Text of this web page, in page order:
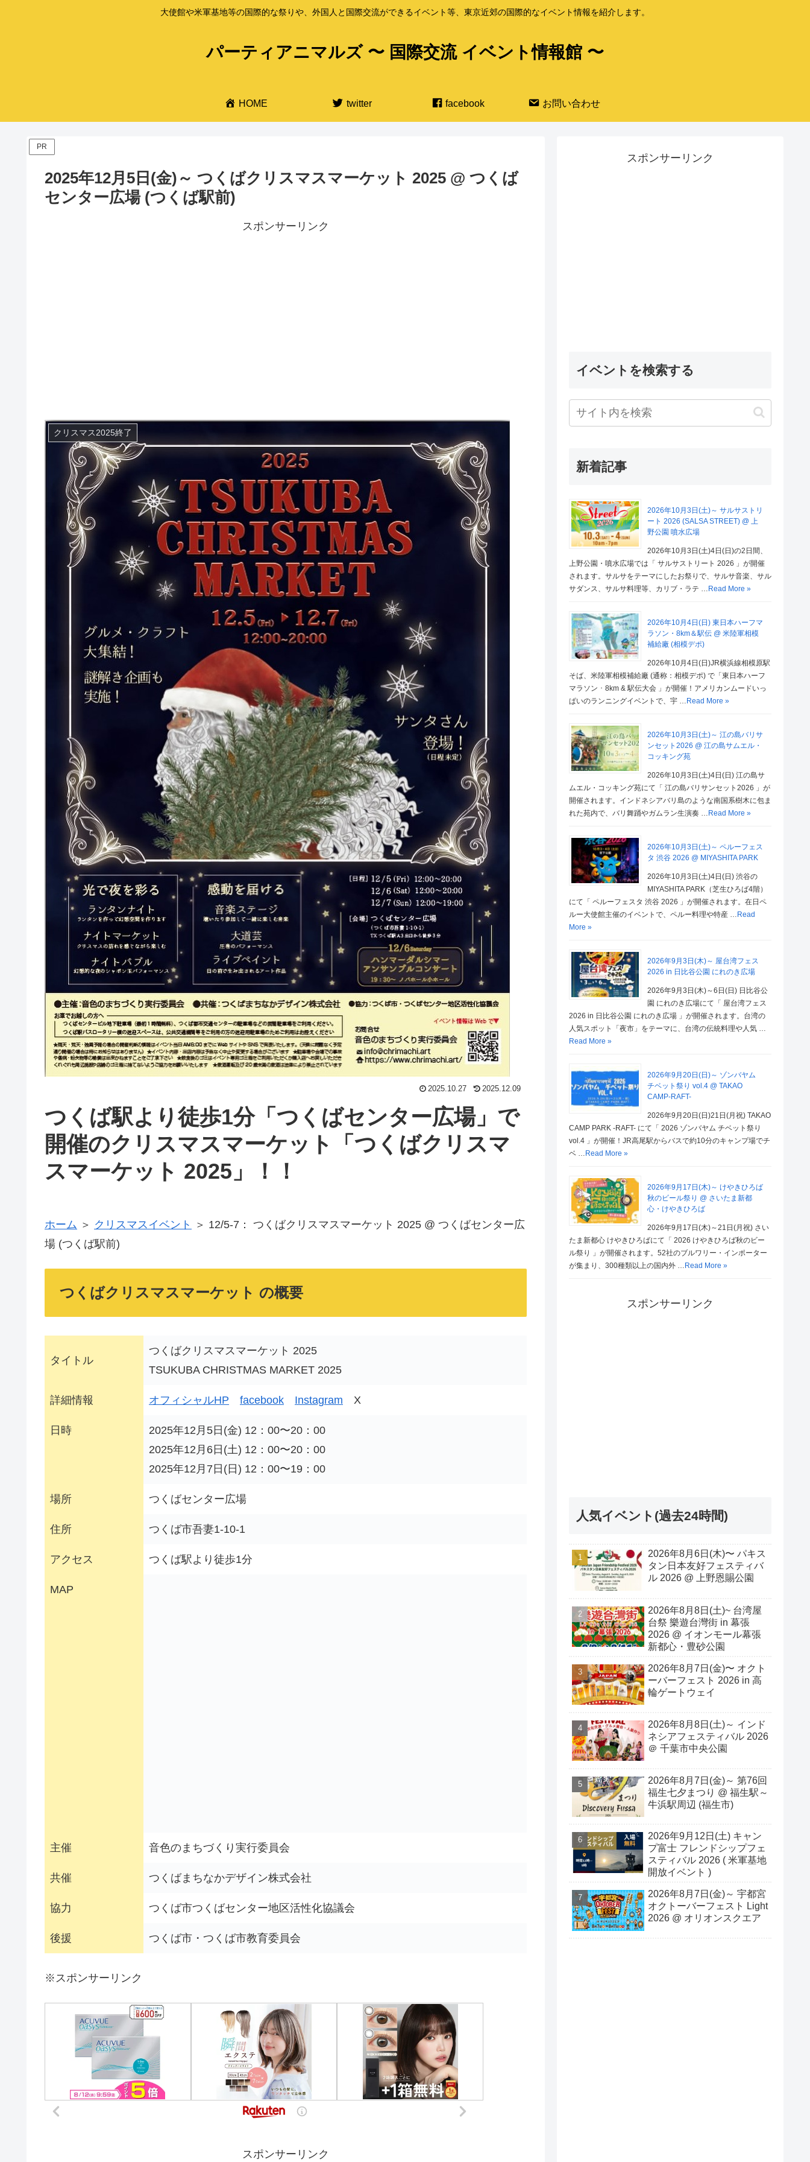
大使館や米軍基地等の国際的な祭りや、外国人と国際交流ができるイベント等、東京近郊の国際的なイベント情報を紹介します。
パーティアニマルズ 〜 国際交流 イベント情報館 〜
HOME twitter facebook お問い合わせ
PR
2025年12月5日(金)～ つくばクリスマスマーケット 2025 @ つくば
センター広場 (つくば駅前)
スポンサーリンク
クリスマス2025終了
2025.10.27 2025.12.09
つくば駅より徒歩1分「つくばセンター広場」で
開催のクリスマスマーケット「つくばクリスマ
スマーケット 2025」！！
ホーム ＞ クリスマスイベント
＞ 12/5-7： つくばクリスマスマーケット 2025 @ つくばセンター広
場 (つくば駅前)
つくばクリスマスマーケット の概要
タイトル
つくばクリスマスマーケット 2025
TSUKUBA CHRISTMAS MARKET 2025
詳細情報 オフィシャルHP facebook Instagram X
日時
2025年12月5日(金) 12：00〜20：00
2025年12月6日(土) 12：00〜20：00
2025年12月7日(日) 12：00〜19：00
場所 つくばセンター広場
住所 つくば市吾妻1-10-1
アクセス つくば駅より徒歩1分
MAP
主催 音色のまちづくり実行委員会
共催 つくばまちなかデザイン株式会社
協力 つくば市つくばセンター地区活性化協議会
後援 つくば市・つくば市教育委員会
※スポンサーリンク
スポンサーリンク
スポンサーリンク
イベントを検索する
新着記事
2026年10月3日(土)～ サルサストリ
ート 2026 (SALSA STREET) @ 上
野公園 噴水広場
2026年10月3日(土)4日(日)の2日間、
上野公園・噴水広場では「 サルサストリート 2026 」が開催
されます。サルサをテーマにしたお祭りで、サルサ音楽、サル
サダンス、サルサ料理等、カリブ・ラテ … Read More »
2026年10月4日(日) 東日本ハーフマ
ラソン・8km＆駅伝 @ 米陸軍相模
補給廠 (相模デポ)
2026年10月4日(日)JR横浜線相模原駅
そば、米陸軍相模補給廠 (通称：相模デポ) で「東日本ハーフ
マラソン ･ 8km & 駅伝大会 」が開催！アメリカンムードいっ
ぱいのランニングイベントで、宇 … Read More »
2026年10月3日(土)～ 江の島バリサ
ンセット2026 @ 江の島サムエル・
コッキング苑
2026年10月3日(土)4日(日) 江の島サ
ムエル・コッキング苑にて「 江の島バリサンセット2026 」が
開催されます。インドネシアバリ島のような南国系樹木に包ま
れた苑内で、バリ舞踊やガムラン生演奏 … Read More »
2026年10月3日(土)～ ペルーフェス
タ 渋谷 2026 @ MIYASHITA PARK
2026年10月3日(土)4日(日) 渋谷の
MIYASHITA PARK（芝生ひろば4階）
にて「 ペルーフェスタ 渋谷 2026 」が開催されます。在日ペ
ルー大使館主催のイベントで、ペルー料理や特産 … Read
More »
2026年9月3日(木)～ 屋台湾フェス
2026 in 日比谷公園 にれのき広場
2026年9月3日(木)～6日(日) 日比谷公
園 にれのき広場にて「 屋台湾フェス
2026 in 日比谷公園 にれのき広場 」が開催されます。台湾の
人気スポット「夜市」をテーマに、台湾の伝統料理や人気 …
Read More »
2026年9月20日(日)～ ゾンバヤム
チベット祭り vol.4 @ TAKAO
CAMP-RAFT-
2026年9月20日(日)21日(月祝) TAKAO
CAMP PARK -RAFT- にて「 2026 ゾンバヤム チベット祭り
vol.4 」が開催！JR高尾駅からバスで約10分のキャンプ場でチ
ベ … Read More »
2026年9月17日(木)～ けやきひろば
秋のビール祭り @ さいたま新都
心・けやきひろば
2026年9月17日(木)～21日(月祝) さい
たま新都心 けやきひろばにて「 2026 けやきひろば秋のビー
ル祭り 」が開催されます。52社のブルワリー・インポーター
が集まり、300種類以上の国内外 … Read More »
スポンサーリンク
人気イベント(過去24時間)
2026年8月6日(木)〜 パキス
タン日本友好フェスティバ
ル 2026 @ 上野恩賜公園
2026年8月8日(土)~ 台湾屋
台祭 樂遊台灣街 in 幕張
2026 @ イオンモール幕張
新都心・豊砂公園
2026年8月7日(金)〜 オクト
ーバーフェスト 2026 in 高
輪ゲートウェイ
2026年8月8日(土)～ インド
ネシアフェスティバル 2026
＠ 千葉市中央公園
2026年8月7日(金)～ 第76回
福生七夕まつり @ 福生駅～
牛浜駅周辺 (福生市)
2026年9月12日(土) キャン
プ富士 フレンドシップフェ
スティバル 2026 ( 米軍基地
開放イベント )
2026年8月7日(金)～ 宇都宮
オクトーバーフェスト Light
2026 @ オリオンスクエア